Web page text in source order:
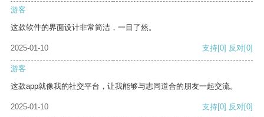
游客
这款软件的界面设计非常简洁，一目了然。
2025-01-10 支持[0] 反对[0]
游客
这款app就像我的社交平台，让我能够与志同道合的朋友一起交流。
2025-01-10 支持[0] 反对[0]